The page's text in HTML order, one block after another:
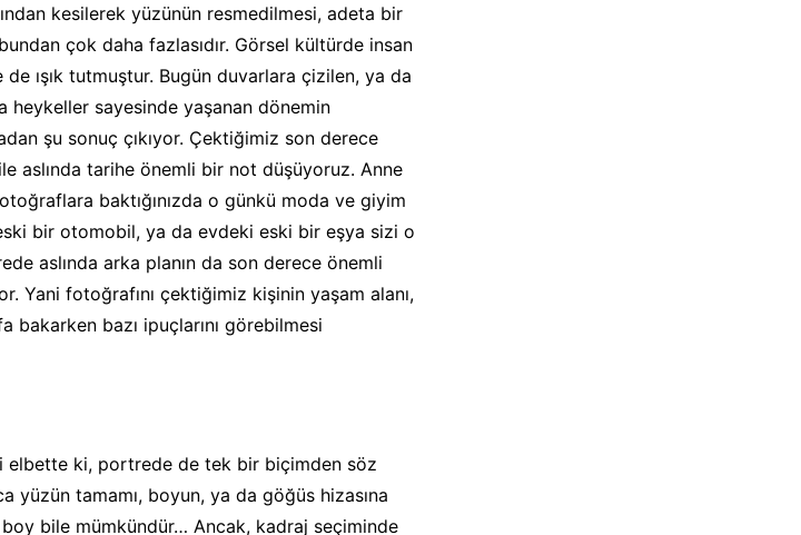
kesilerek yüzünün resmedilmesi, adeta bir
çok daha fazlasıdır. Görsel kültürde insan
ışık tutmuştur. Bugün duvarlara çizilen, ya da
sayesinde yaşanan dönemin
şu sonuç çıkıyor. Çektiğimiz son derece
aslında tarihe önemli bir not düşüyoruz. Anne
baktığınızda o günkü moda ve giyim
bir otomobil, ya da evdeki eski bir eşya sizi o
aslında arka planın da son derece önemli
Yani fotoğrafını çektiğimiz kişinin yaşam alanı,
bazı ipuçlarını görebilmesi
elbette ki, portrede de tek bir biçimden söz
yüzün tamamı, boyun, ya da göğüs hizasına
bile mümkündür… Ancak, kadraj seçiminde